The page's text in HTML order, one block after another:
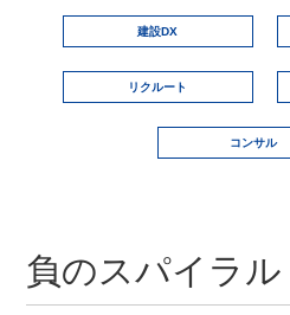
建設DX
リクルート
コンサル
負のスパイラル